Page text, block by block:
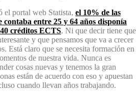
el portal web Statista, el 10% de las
contaba entre 25 y 64 años disponía
créditos ECTS. Ni que decir tiene que
y que pensamos que va a crecer
Está claro que se necesita formación en
de nuestra vida. Nunca es
cosas nuevas y tenemos la gran
están de acuerdo con eso y apuestan
cuando llevan años trabajando.